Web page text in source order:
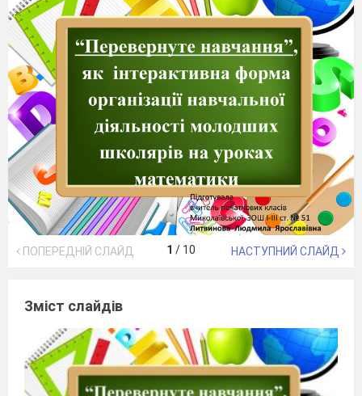
ПОПЕРЕДНІЙ СЛАЙД 1 / 10 НАСТУПНИЙ СЛАЙД
Зміст слайдів